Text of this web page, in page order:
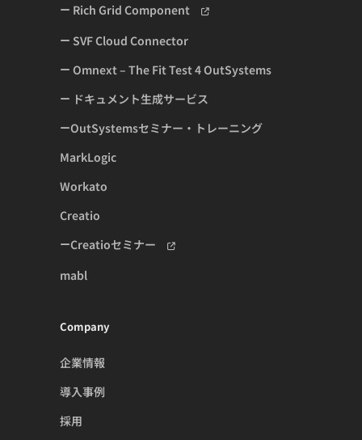
Rich Grid Component
SVF Cloud Connector
Omnext – The Fit Test 4 OutSystems
ドキュメント生成サービス
OutSystemsセミナー・トレーニング
MarkLogic
Workato
Creatio
Creatioセミナー
mabl
Company
企業情報
導入事例
採用